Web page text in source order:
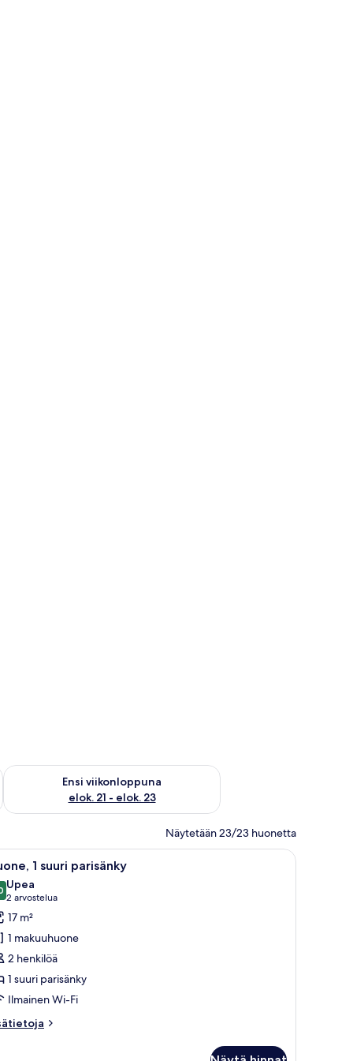
14 - elok. 16
Ensi viikonloppuna
elok. 21 - elok. 23
Tarkista ensi viikonlopun saatavuus elok. 21 - elok. 23
Näytetään 23/23 huonetta
tuoli ja taideteoksia seinillä.Hotellihuone, jossa on suuri sänky,
5 1 suuri parisänky
kautta 10
Upea
2 arvostelua
(2
arvostelua)
17 m²
1 makuuhuone
2 henkilöä
1 suuri parisänky
Ilmainen Wi-Fi